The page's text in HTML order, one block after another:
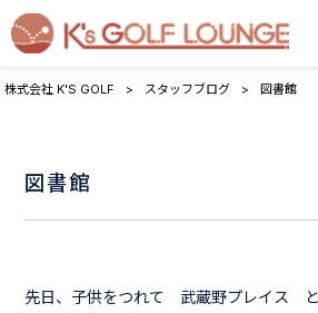
株式会社 K'S GOLF > スタッフブログ > 図書館
図書館
先日、子供をつれて 武蔵野プレイス